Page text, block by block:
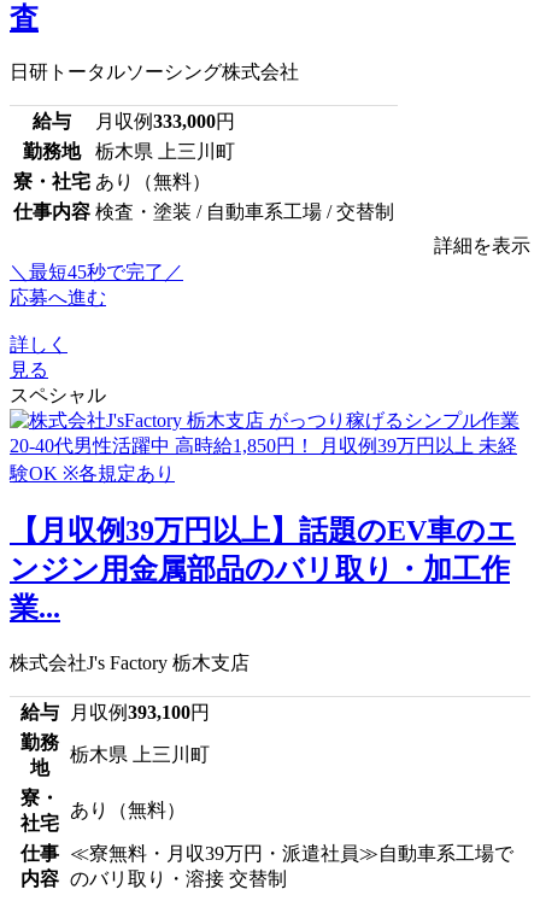
査
日研トータルソーシング株式会社
給与 月収例333,000円
勤務地
栃木県 上三川町
寮・社宅 あり（無料）
仕事内容 検査・塗装 / 自動車系工場 / 交替制
詳細を表示
＼最短45秒で完了／
応募へ進む
詳しく
見る
スペシャル
【月収例39万円以上】話題のEV車のエ
ンジン用金属部品のバリ取り・加工作
業...
株式会社J's Factory 栃木支店
給与 月収例393,100円
勤務
地
栃木県 上三川町
寮・
社宅
あり（無料）
仕事
内容
≪寮無料・月収39万円・派遣社員≫自動車系工場で
のバリ取り・溶接 交替制